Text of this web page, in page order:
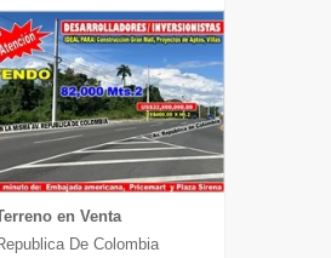
en Venta
De Colombia